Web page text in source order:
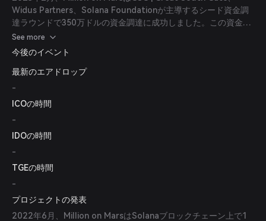
Widus Partners、Solana Foundationが主導するシード資金調
達ラウンドで350万ドルの資金調達に成功しました。この資金は
ゲームのエコシステムの開発と拡大を加速させることを目的とし
ています。
See more
今後のイベント
最新のエアドロップ
-
ICOの時間
-
IDOの時間
-
TGEの時間
-
プロジェクトの発表
2022年6月、Million on MarsはSolanaブロックチェーン上で1